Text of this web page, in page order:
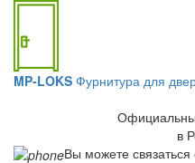
MP-LOKS Фурнитура для
в
Вы можете